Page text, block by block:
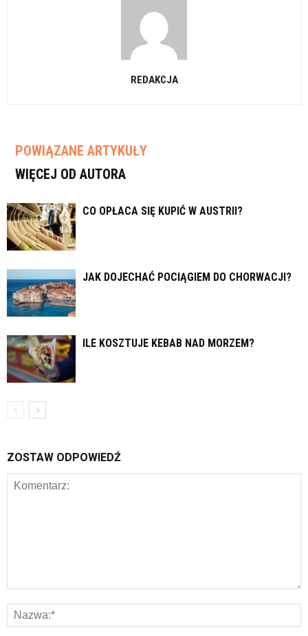
REDAKCJA
POWIĄZANE ARTYKUŁY
WIĘCEJ OD AUTORA
CO OPŁACA SIĘ KUPIĆ W AUSTRII?
JAK DOJECHAĆ POCIĄGIEM DO CHORWACJI?
ILE KOSZTUJE KEBAB NAD MORZEM?
ZOSTAW ODPOWIEDŹ